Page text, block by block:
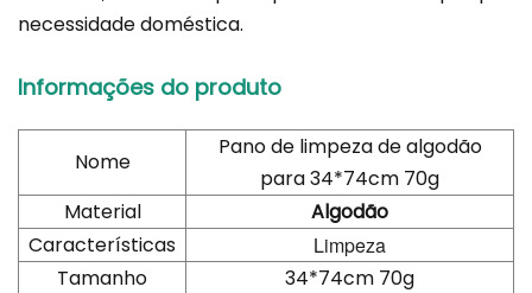
necessidade doméstica.
Informações do produto
Nome
Pano de limpeza de algodão
para 34*74cm 70g
Material
Algodão
Características
Limpeza
Tamanho
34*74cm 70g